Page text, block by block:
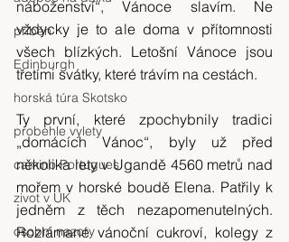
příběh
Edinburgh
horská túra Skotsko
probehle vylety
camino Portugues
zivot v UK
osobni nazory
náboženství“, Vánoce slavím. Ne
vždycky je to ale doma v přítomnosti
všech blízkých. Letošní Vánoce jsou
třetími svátky, které trávím na cestách.
Ty první, které zpochybnily tradici
„domácích Vánoc“, byly už před
několika lety v Ugandě 4560 metrů nad
mořem v horské boudě Elena. Patřily k
jedněm z těch nezapomenutelných.
Rozlámané vánoční cukroví, kolegy z